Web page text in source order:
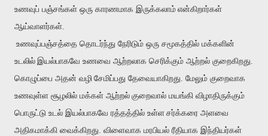
உணவுப் பஞ்சங்கள் ஒரு காரணமாக இருக்கலாம் என்கிறார்கள்
ஆய்வாளர்கள்.
உணவுப்பஞ்சத்தை தொடர்ந்து நேரிடும் ஒரு சமூகத்தில் மக்களின்
உடலில் இயல்பாகவே உணவை ஆற்றலாக செரிக்கும் ஆற்றல் குறைகிறது.
கொழுப்பை அதன் வழி சேமிப்பது தேவையாகிறது. மேலும் குறைவாக
உணவுள்ள சூழலில் மக்கள் ஆற்றல் குறைவால் மயங்கி விழாதிருக்கும்
பொருட்டு உடல் இயல்பாகவே ரத்தத்தில் உள்ள சர்க்கரை அளவை
அதிகமாக்கி வைக்கிறது. விளைவாக மரபியல் ரீதியாக இந்தியர்கள்